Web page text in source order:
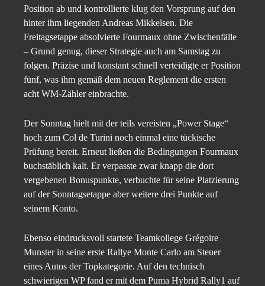
Position ab und kontrollierte klug den Vorsprung auf den
hinter ihm liegenden Andreas Mikkelsen. Die
Freitagsetappe absolvierte Fourmaux ohne Zwischenfälle
– Grund genug, dieser Strategie auch am Samstag zu
folgen. Präzise und konstant schnell verteidigte er Position
fünf, was ihm gemäß dem neuen Reglement die ersten
acht WM-Zähler einbrachte.
Der Sonntag hielt mit der teils vereisten „Power Stage“
hoch zum Col de Turini noch einmal eine tückische
Prüfung bereit. Erneut ließen die Bedingungen Fourmaux
buchstäblich kalt. Er verpasste zwar knapp die dort
vergebenen Bonuspunkte, verbuchte für seine Platzierung
auf der Sonntagsetappe aber weitere drei Punkte auf
seinem Konto.
Ebenso eindrucksvoll startete Teamkollege Grégoire
Munster in seine erste Rallye Monte Carlo am Steuer
eines Autos der Topkategorie. Auf den technisch
schwierigen WP fand er mit dem Puma Hybrid Rally1 auf